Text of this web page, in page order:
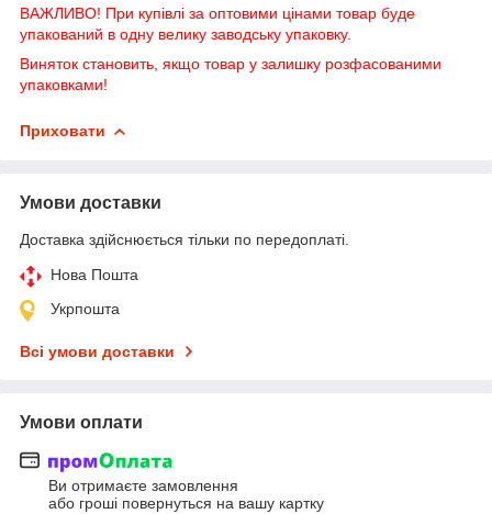
ВАЖЛИВО! При купівлі за оптовими цінами товар буде
упакований в одну велику заводську упаковку.
Виняток становить, якщо товар у залишку розфасованими
упаковками!
Приховати
Умови доставки
Доставка здійснюється тільки по передоплаті.
Нова Пошта
Укрпошта
Всі умови доставки
Умови оплати
Ви отримаєте замовлення
або гроші повернуться на вашу картку